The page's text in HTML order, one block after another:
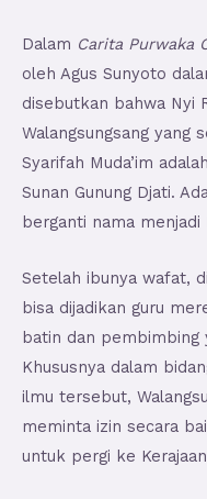
Dalam Carita Purwaka
oleh Agus Sunyoto
disebutkan bahwa Nyi
Walangsungsang yang
Syarifah Muda’im
Sunan Gunung Djati.
berganti nama menjadi
Setelah ibunya wafat,
bisa dijadikan guru
batin dan pembimbing
Khususnya dalam
ilmu tersebut,
meminta izin secara
untuk pergi ke